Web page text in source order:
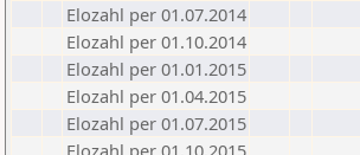
Elozahl per 01.07.2014
Elozahl per 01.10.2014
Elozahl per 01.01.2015
Elozahl per 01.04.2015
Elozahl per 01.07.2015
Elozahl per 01.10.2015